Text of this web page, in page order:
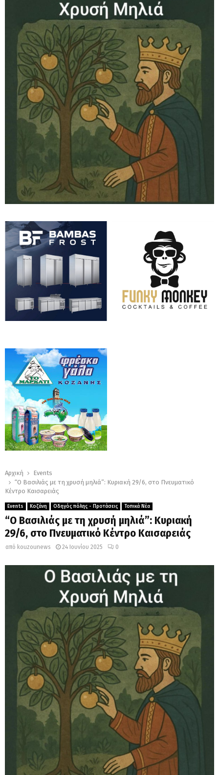
Αρχική
Events
“Ο Βασιλιάς με τη χρυσή μηλιά”: Κυριακή 29/6, στο Πνευματικό
Κέντρο Καισαρειάς
Events Κοζάνη Οδηγός πόλης - Προτάσεις Τοπικά Νέα
“Ο Βασιλιάς με τη χρυσή μηλιά”: Κυριακή
29/6, στο Πνευματικό Κέντρο Καισαρειάς
από kouzounews 24 Ιουνίου 2025 0